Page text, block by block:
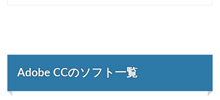
Adobe CCのソフト一覧